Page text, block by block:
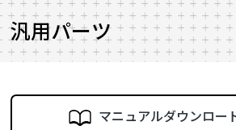
汎用パーツ
マニュアルダウンロー